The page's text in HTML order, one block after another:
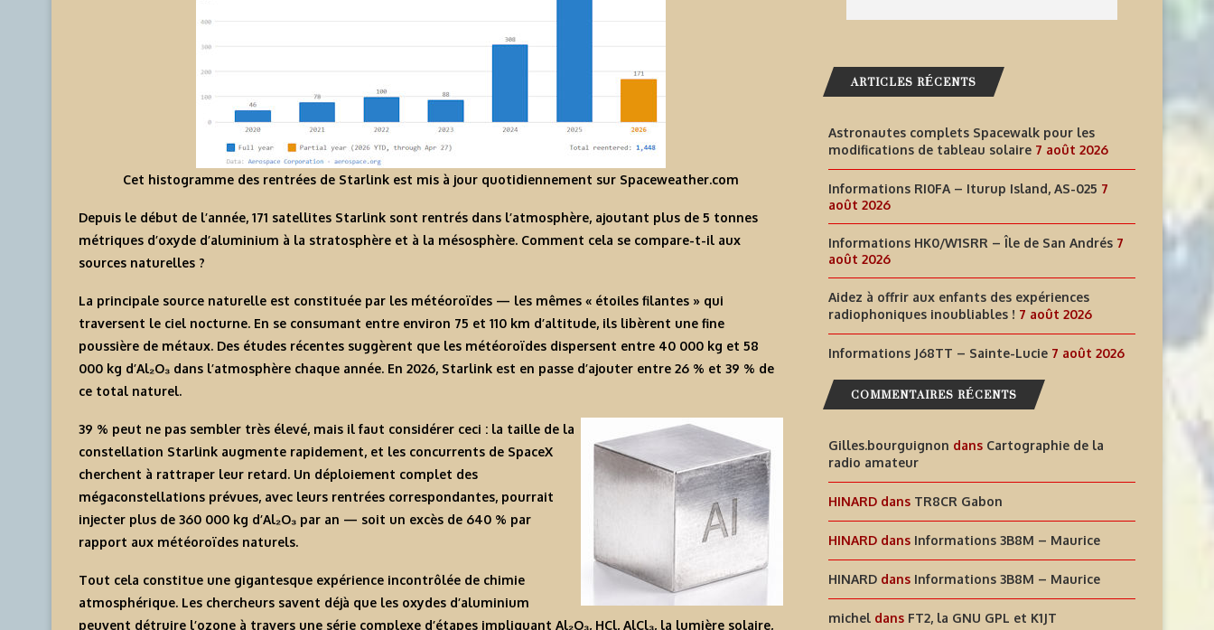
Cet histogramme des rentrées de Starlink est mis à jour quotidiennement sur Spaceweather.com
Depuis le début de l’année, 171 satellites Starlink sont rentrés dans l’atmosphère, ajoutant plus de 5 tonnes
métriques d’oxyde d’aluminium à la stratosphère et à la mésosphère. Comment cela se compare-t-il aux
sources naturelles ?
La principale source naturelle est constituée par les météoroïdes — les mêmes « étoiles filantes » qui
traversent le ciel nocturne. En se consumant entre environ 75 et 110 km d’altitude, ils libèrent une fine
poussière de métaux. Des études récentes suggèrent que les météoroïdes dispersent entre 40 000 kg et 58
000 kg d’Al₂O₃ dans l’atmosphère chaque année. En 2026, Starlink est en passe d’ajouter entre 26 % et 39 % de
ce total naturel.
39 % peut ne pas sembler très élevé, mais il faut considérer ceci : la taille de la
constellation Starlink augmente rapidement, et les concurrents de SpaceX
cherchent à rattraper leur retard. Un déploiement complet des
mégaconstellations prévues, avec leurs rentrées correspondantes, pourrait
injecter plus de 360 000 kg d’Al₂O₃ par an — soit un excès de 640 % par
rapport aux météoroïdes naturels.
Tout cela constitue une gigantesque expérience incontrôlée de chimie
atmosphérique. Les chercheurs savent déjà que les oxydes d’aluminium
peuvent détruire l’ozone à travers une série complexe d’étapes impliquant Al₂O₃, HCl, AlCl₃, la lumière solaire,
ARTICLES RÉCENTS
Astronautes complets Spacewalk pour les
modifications de tableau solaire 7 août 2026
Informations RI0FA – Iturup Island, AS-025 7
août 2026
Informations HK0/W1SRR – Île de San Andrés 7
août 2026
Aidez à offrir aux enfants des expériences
radiophoniques inoubliables ! 7 août 2026
Informations J68TT – Sainte-Lucie 7 août 2026
COMMENTAIRES RÉCENTS
Gilles.bourguignon dans Cartographie de la
radio amateur
HINARD dans TR8CR Gabon
HINARD dans Informations 3B8M – Maurice
HINARD dans Informations 3B8M – Maurice
michel dans FT2, la GNU GPL et K1JT